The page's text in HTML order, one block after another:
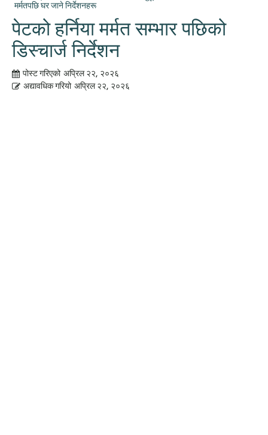
मर्मतपछि घर जाने निर्देशनहरू
पेटको हर्निया मर्मत सम्भार पछिको
डिस्चार्ज निर्देशन
पोस्ट गरिएको अप्रिल २२, २०२६
अद्यावधिक गरियो अप्रिल २२, २०२६